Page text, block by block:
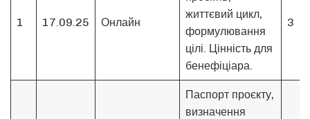
1 17.09.25 Онлайн
життєвий цикл,
формулювання
цілі. Цінність для
бенефіціара.
3
Паспорт проєкту,
визначення